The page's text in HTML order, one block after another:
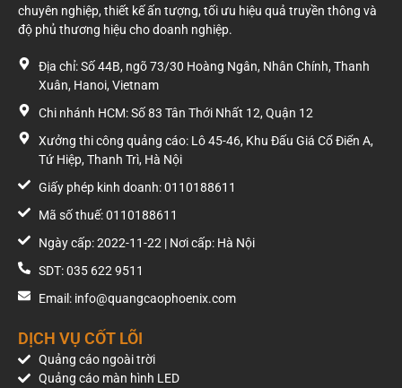
chuyên nghiệp, thiết kế ấn tượng, tối ưu hiệu quả truyền thông và
độ phủ thương hiệu cho doanh nghiệp.
Địa chỉ: Số 44B, ngõ 73/30 Hoàng Ngân, Nhân Chính, Thanh
Xuân, Hanoi, Vietnam
Chi nhánh HCM: Số 83 Tân Thới Nhất 12, Quận 12
Xưởng thi công quảng cáo: Lô 45-46, Khu Đấu Giá Cổ Điển A,
Tứ Hiệp, Thanh Trì, Hà Nội
Giấy phép kinh doanh: 0110188611
Mã số thuế: 0110188611
Ngày cấp: 2022-11-22 | Nơi cấp: Hà Nội
SDT: 035 622 9511
Email: info@quangcaophoenix.com
DỊCH VỤ CỐT LÕI
Quảng cáo ngoài trời
Quảng cáo màn hình LED